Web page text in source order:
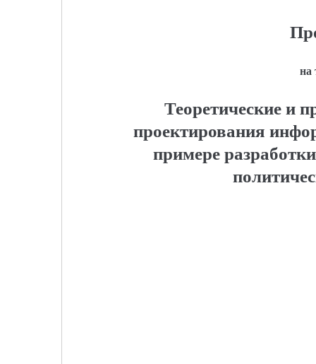
на
Теоретические и
проектирования
примере